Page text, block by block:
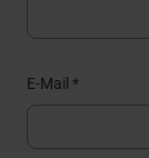
E-Mail *